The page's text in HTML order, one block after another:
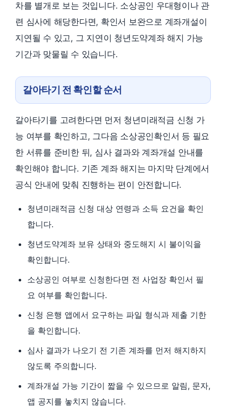
차를 별개로 보는 것입니다. 소상공인 우대형이나 관
련 심사에 해당한다면, 확인서 보완으로 계좌개설이
지연될 수 있고, 그 지연이 청년도약계좌 해지 가능
기간과 맞물릴 수 있습니다.
갈아타기 전 확인할 순서
갈아타기를 고려한다면 먼저 청년미래적금 신청 가
능 여부를 확인하고, 그다음 소상공인확인서 등 필요
한 서류를 준비한 뒤, 심사 결과와 계좌개설 안내를
확인해야 합니다. 기존 계좌 해지는 마지막 단계에서
공식 안내에 맞춰 진행하는 편이 안전합니다.
청년미래적금 신청 대상 연령과 소득 요건을 확인
합니다.
청년도약계좌 보유 상태와 중도해지 시 불이익을
확인합니다.
소상공인 여부로 신청한다면 전 사업장 확인서 필
요 여부를 확인합니다.
신청 은행 앱에서 요구하는 파일 형식과 제출 기한
을 확인합니다.
심사 결과가 나오기 전 기존 계좌를 먼저 해지하지
않도록 주의합니다.
계좌개설 가능 기간이 짧을 수 있으므로 알림, 문자,
앱 공지를 놓치지 않습니다.